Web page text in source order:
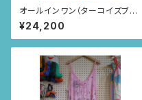
オールインワン（ターコイズブル
ー/リャマ柄）
¥24,200